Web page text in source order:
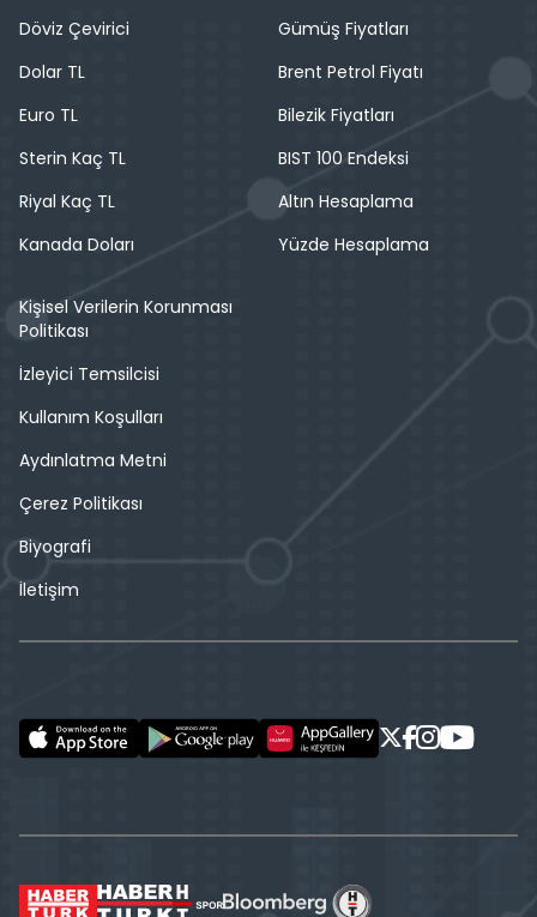
Döviz Çevirici
Dolar TL
Euro TL
Sterin Kaç TL
Riyal Kaç TL
Kanada Doları
Gümüş Fiyatları
Brent Petrol Fiyatı
Bilezik Fiyatları
BIST 100 Endeksi
Altın Hesaplama
Yüzde Hesaplama
Kişisel Verilerin Korunması
Politikası
İzleyici Temsilcisi
Kullanım Koşulları
Aydınlatma Metni
Çerez Politikası
Biyografi
İletişim